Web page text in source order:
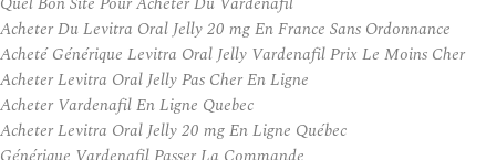
Acheter Du Levitra Oral Jelly 20 mg En France Sans Ordonnance
Acheté Générique Levitra Oral Jelly Vardenafil Prix Le Moins Cher
Acheter Levitra Oral Jelly Pas Cher En Ligne
Acheter Vardenafil En Ligne Quebec
Acheter Levitra Oral Jelly 20 mg En Ligne Québec